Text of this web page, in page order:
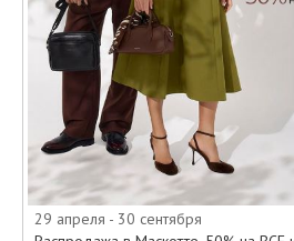
29 апреля - 30 сентября